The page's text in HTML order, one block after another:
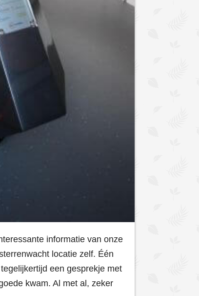
informatie van onze
locatie zelf. Één
een gesprekje met
kwam. Al met al, zeker